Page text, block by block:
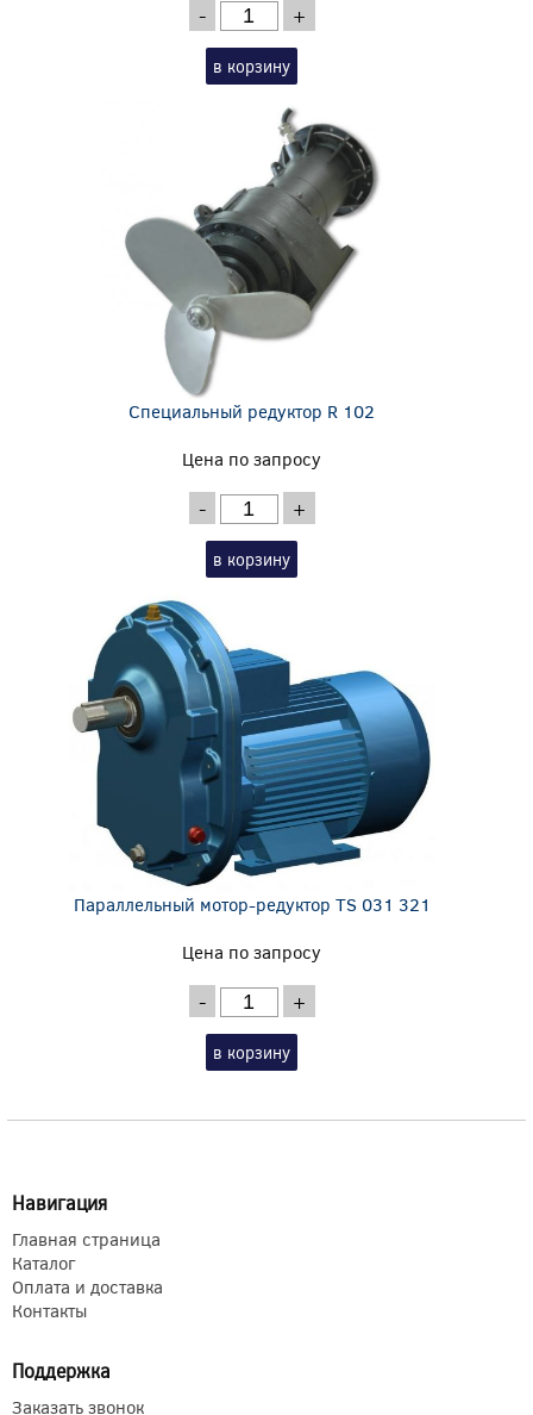
- +
в корзину
Специальный редуктор R 102
Цена по запросу
- +
в корзину
Параллельный мотор-редуктор TS 031 321
Цена по запросу
- +
в корзину
Навигация
Главная страница
Каталог
Оплата и доставка
Контакты
Поддержка
Заказать звонок